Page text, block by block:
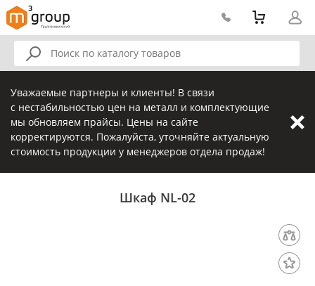
Уважаемые партнеры и клиенты! В связи
с нестабильностью цен на металл и комплектующие
мы обновляем прайсы. Цены на сайте
корректируются. Пожалуйста, уточняйте актуальную
стоимость продукции у менеджеров отдела продаж!
Шкаф NL-02